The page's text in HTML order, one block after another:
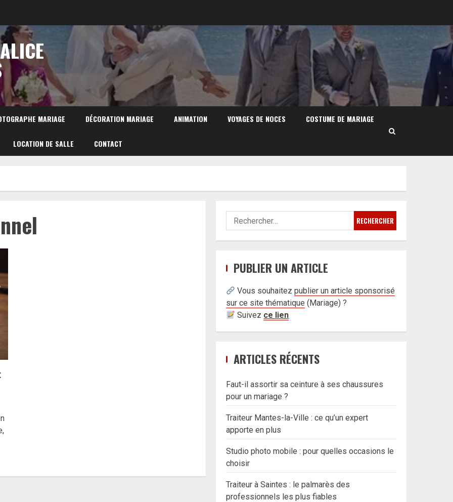
MARIAGE DÉCORATION MARIAGE ANIMATION VOYAGES DE NOCES COSTUME DE MARIAGE
LOCATION DE SALLE CONTACT
Rechercher :
PUBLIER UN ARTICLE
Vous souhaitezpublier un article sponsorisé
sur ce site thématique (Mariage) ?
Suivez ce lien
ARTICLES RÉCENTS
Faut-il assortir sa ceinture à ses chaussures
pour un mariage ?
Traiteur Mantes-la-Ville : ce qu’un expert
apporte en plus
Studio photo mobile : pour quelles occasions le
choisir
Traiteur à Saintes : le palmarès des
professionnels les plus fiables